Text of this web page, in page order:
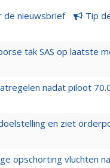
de nieuwsbrief Tip
tak SAS op laatste
nadat piloot
en ziet
opschorting vluchten